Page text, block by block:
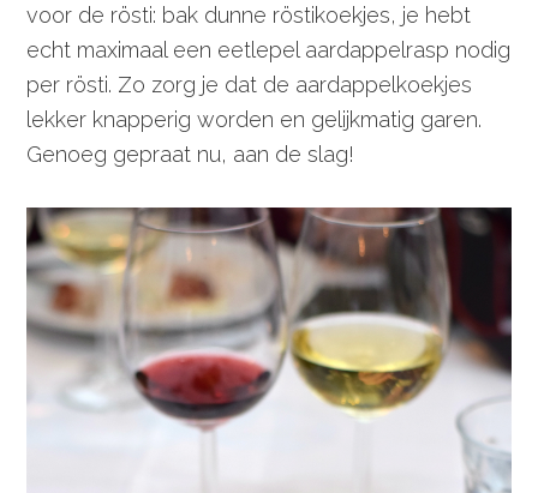
voor de rösti: bak dunne röstikoekjes, je hebt
echt maximaal een eetlepel aardappelrasp nodig
per rösti. Zo zorg je dat de aardappelkoekjes
lekker knapperig worden en gelijkmatig garen.
Genoeg gepraat nu, aan de slag!